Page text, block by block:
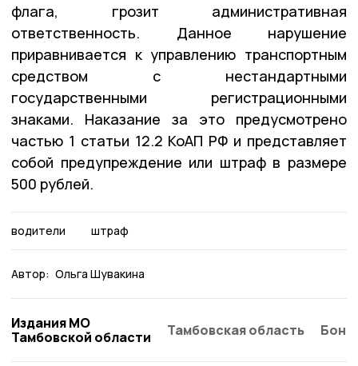
флага, грозит административная
ответственность. Данное нарушение
приравнивается к управлению транспортным
средством с нестандартными
государственными регистрационными
знаками. Наказание за это предусмотрено
частью 1 статьи 12.2 КоАП РФ и представляет
собой предупреждение или штраф в размере
500 рублей.
водители штраф
Автор: Ольга Шувакина
Издания МО
Тамбовской области
Тамбовская область